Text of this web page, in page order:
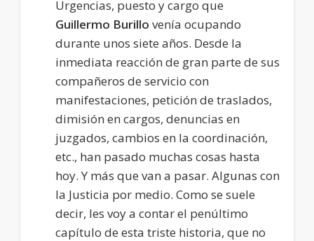
Urgencias, puesto y cargo que
Guillermo Burillo venía ocupando
durante unos siete años. Desde la
inmediata reacción de gran parte de sus
compañeros de servicio con
manifestaciones, petición de traslados,
dimisión en cargos, denuncias en
juzgados, cambios en la coordinación,
etc., han pasado muchas cosas hasta
hoy. Y más que van a pasar. Algunas con
la Justicia por medio. Como se suele
decir, les voy a contar el penúltimo
capítulo de esta triste historia, que no